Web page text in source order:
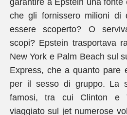
garantire a Epstein una fonte
che gli fornissero milioni di
essere scoperto? O
scopi? Epstein trasportava
New York e Palm Beach sul
Express, che a quanto pare
per il sesso di gruppo. La
famosi, tra cui Clinton e
viaggiato sul jet numerose